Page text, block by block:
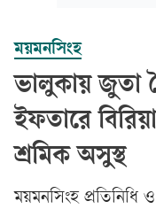
ময়মনসিংহ
ভালুকায় জুতা
ইফতারে
শ্রমিক অসুস্থ
ময়মনসিংহ প্রতিনিধি ও